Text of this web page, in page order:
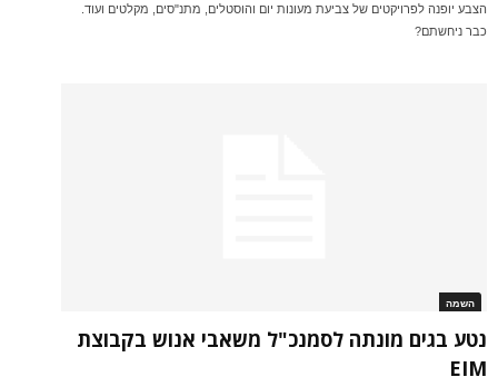
הצבע יופנה לפרויקטים של צביעת מעונות יום והוסטלים, מתנ"סים, מקלטים ועוד.
כבר ניחשתם?
השמה
נטע בגים מונתה לסמנכ"ל משאבי אנוש בקבוצת
EIM